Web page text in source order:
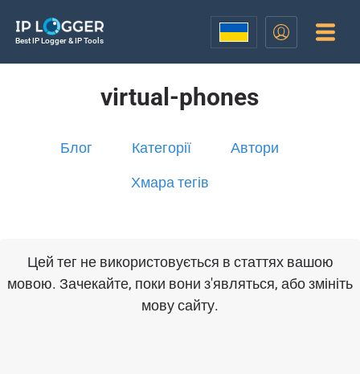
Best IP Logger & IP Tools
virtual-phones
Блог Категорії Автори
Хмара тегів